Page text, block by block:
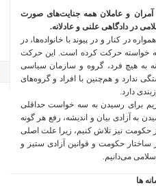
و عاملان همه جنایت‌های صورت
در دادگاهی علنی و عادلانه.
در کنار و در پیوند با خانواده‌ها، در
خواسته حرکت کرده است. این حرکت
به هیچ فرد، گروه و سازمان سیاسی
ندارد و هم‌چنین با افراد و گروه‌های
دارد.
برای رسیدن به سه خواست حداقلی
به آزادی بیان و اندیشه، رفع هر گونه
حکومت نیز تلاش کنیم، زیرا علت اصلی
ساختار حکومت و قوانین آزادی ستیز و
می‌دانیم.
ها